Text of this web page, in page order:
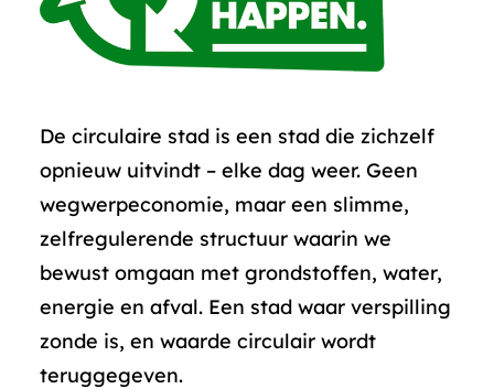
De circulaire stad is een stad die zichzelf
opnieuw uitvindt – elke dag weer. Geen
wegwerpeconomie, maar een slimme,
zelfregulerende structuur waarin we
bewust omgaan met grondstoffen, water,
energie en afval. Een stad waar verspilling
zonde is, en waarde circulair wordt
teruggegeven.